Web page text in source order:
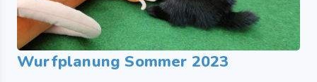
Wurfplanung Sommer 2023​